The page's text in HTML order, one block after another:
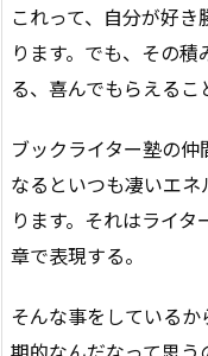
これって、自分が好
ります。でも、その
る、喜んでもらえるこ
ブックライター塾の
なるといつも凄いエ
ります。それはライ
章で表現する。
そんな事をしている